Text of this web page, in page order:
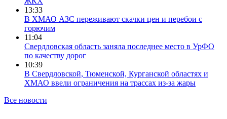
13:33
В ХМАО АЗС переживают скачки цен и перебои с
горючим
11:04
Свердловская область заняла последнее место в УрФО
по качеству дорог
10:39
В Свердловской, Тюменской, Курганской областях и
ХМАО ввели ограничения на трассах из-за жары
Все новости